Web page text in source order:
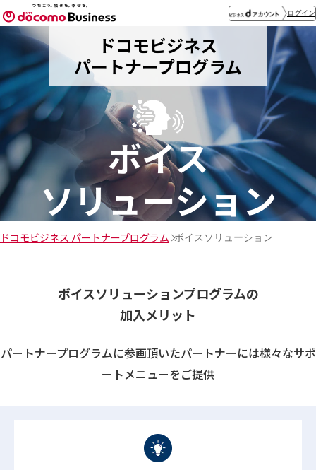
ログイン
ドコモビジネス
パートナープログラム
ボイス
ソリューション
ドコモビジネス パートナープログラム ボイスソリューション
ボイスソリューションプログラムの
加入メリット
パートナープログラムに参画頂いたパートナーには様々なサポ
ートメニューをご提供